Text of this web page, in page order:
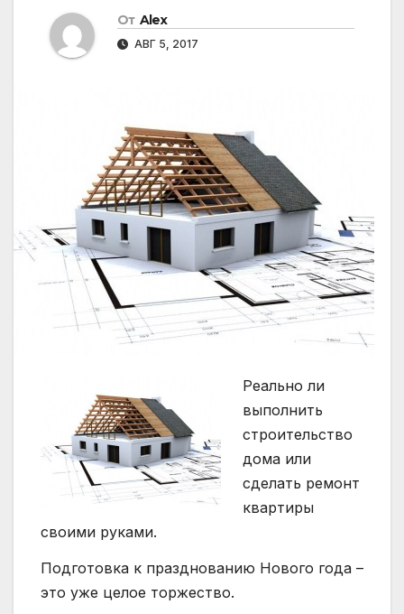
От Alex
АВГ 5, 2017
Реально ли
выполнить
строительство
дома или
сделать ремонт
квартиры
своими руками.
Подготовка к празднованию Нового года –
это уже целое торжество.